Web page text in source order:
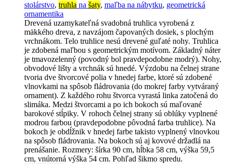
stolárstvo, truhla na šaty, maľba na nábytku, geometrická
ornamentika
Drevená uzamykateľná svadobná truhlica vyrobená z
mäkkého dreva, z navzájom čapovaných dosiek, s plochým
vrchnákom. Telo truhlice nesú drevené guľaté nohy. Truhlica
je zdobená maľbou s geometrickým motívom. Základný náter
je tmavozelenný (povodný bol pravdepodobne modrý). Nohy,
obvodové lišty a vrchnák sú hnedé. Výzdobu na čelnej strane
tvoria dve štvorcové polia v hnedej farbe, ktoré sú zdobené
vlnovkami na spôsob fládrovania (do mokrej farby vytváraný
ornament). Z každého rohu štvorca vyrastá linka zatočená do
slimáka. Medzi štvorcami a po ich bokoch sú maľované
barokové stĺpiky. V rohoch čelnej strany sú oblúky vyplnené
modrou farbou (pravdepodobne pôvodná farba truhlice). Na
bokoch je obdĺžnik v hnedej farbe takisto vyplnený vlnovkou
na spôsob fládrovania. Na bokoch sú aj kovové držadlá na
prenášanie. Rozmery: šírka 90 cm, hĺbka 58 cm, výška 59,5
cm, vnútorná výška 54 cm. Pohľad šikmo spredu.